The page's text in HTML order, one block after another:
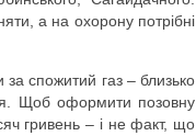
а на охорону потрібні
спожитий газ – близько
Щоб оформити позовну
гривень – і не факт, що